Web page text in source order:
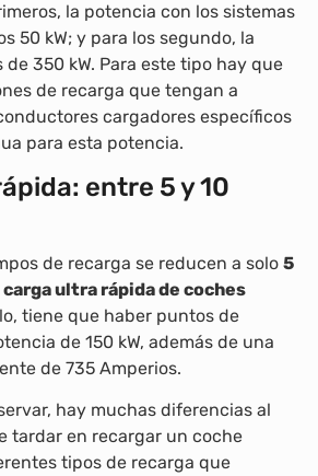
la potencia con los sistemas
50 kW; y para los segundo, la
350 kW. Para este tipo hay que
de recarga que tengan a
cargadores específicos
para esta potencia.
entre 5 y 10
de recarga se reducen a solo 5
carga ultra rápida de coches
tiene que haber puntos de
de 150 kW, además de una
de 735 Amperios.
hay muchas diferencias al
tardar en recargar un coche
tipos de recarga que